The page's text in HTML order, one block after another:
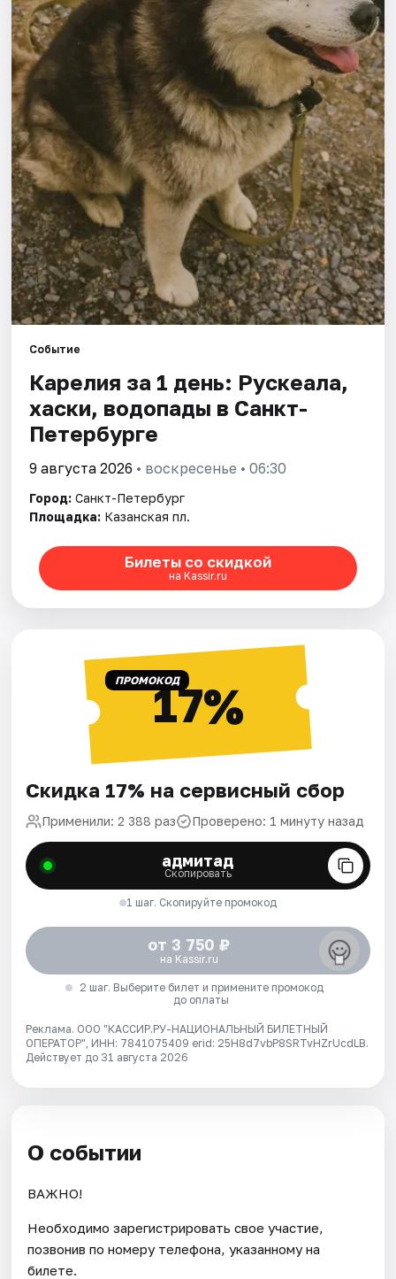
Города
Площадки
Артисты
Рейтинги
Событие
Карелия за 1 день: Рускеала,
хаски, водопады в Санкт-
Петербурге
9 августа 2026 • воскресенье • 06:30
Город: Санкт-Петербург
Площадка: Казанская пл.
Билеты со скидкой
на Kassir.ru
ПРОМОКОД17%
Скидка 17% на сервисный сбор
Применили: 2 388 раз Проверено: 1 минуту назад
адмитад
Скопировать
1 шаг. Скопируйте промокод
от 3 750 ₽
на Kassir.ru
2 шаг. Выберите билет и примените промокод
до оплаты
Реклама. ООО "КАССИР.РУ-НАЦИОНАЛЬНЫЙ БИЛЕТНЫЙ
ОПЕРАТОР", ИНН: 7841075409 erid: 25H8d7vbP8SRTvHZrUcdLB.
Действует до 31 августа 2026
О событии
ВАЖНО!
Необходимо зарегистрировать свое участие,
позвонив по номеру телефона, указанному на
билете.